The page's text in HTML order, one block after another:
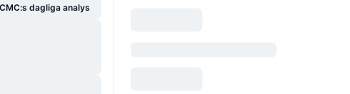
CMC:s dagliga analys